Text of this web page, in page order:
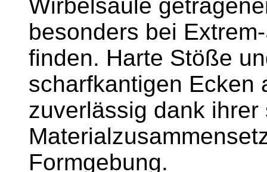
Wirbelsäule
besonders bei
finden. Harte Stöße
scharfkantigen Ecken
zuverlässig dank ihrer
Formgebung.